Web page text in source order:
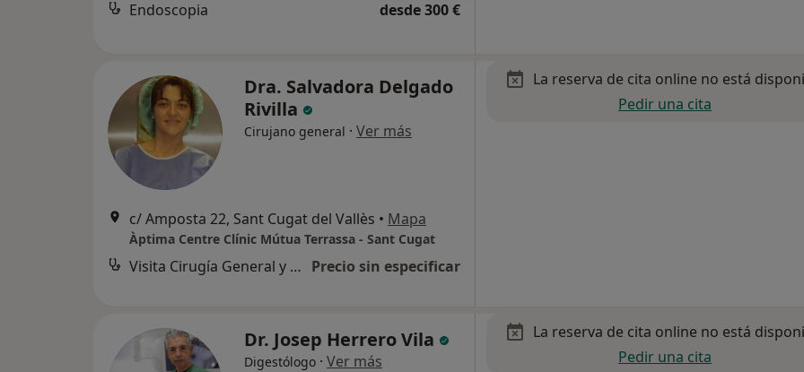
Endoscopia desde 300 €
Dra. Salvadora Delgado
Rivilla
Cirujano general · Ver más
c/ Amposta 22, Sant Cugat del Vallès • Mapa
Àptima Centre Clínic Mútua Terrassa - Sant Cugat
Visita Cirugía General y Ap. Digestivo Precio sin especificar
La reserva de cita online no está
Pedir una cita
Dr. Josep Herrero Vila
Digestólogo · Ver más
La reserva de cita online no está
Pedir una cita